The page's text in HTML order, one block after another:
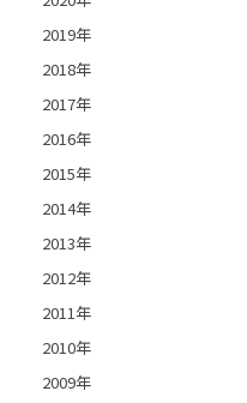
2019年
2018年
2017年
2016年
2015年
2014年
2013年
2012年
2011年
2010年
2009年